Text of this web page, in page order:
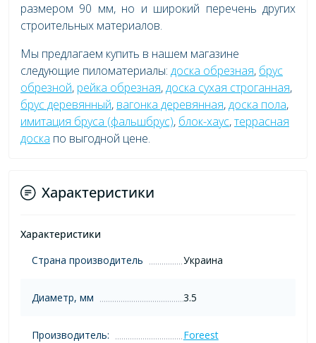
размером 90 мм, но и широкий перечень других
строительных материалов.
Мы предлагаем купить в нашем магазине
следующие пиломатериалы: доска обрезная, брус
обрезной, рейка обрезная,доска сухая строганная,
брус деревянный, вагонка деревянная,доска пола,
имитация бруса (фальшбрус), блок-хаус,террасная
доска по выгодной цене.
Характеристики
Характеристики
Страна производитель
Украина
Диаметр, мм 3.5
Производитель: Foreest